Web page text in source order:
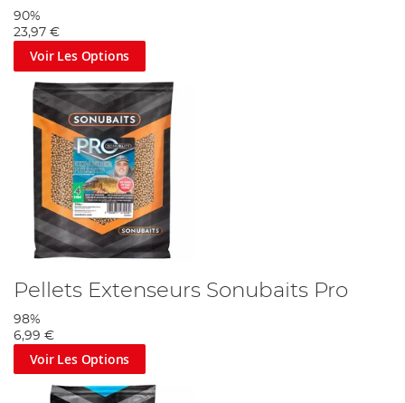
90%
23,97 €
Voir Les Options
Pellets Extenseurs Sonubaits Pro
98%
6,99 €
Voir Les Options